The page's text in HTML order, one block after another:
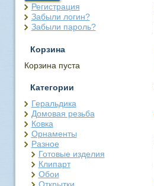
Регистрация
Забыли логин?
Забыли пароль?
Корзина
Корзина пуста
Категории
Геральдика
Домовая резьба
Ковка
Орнаменты
Разное
Готовые изделия
Клипарт
Обои
Открытки